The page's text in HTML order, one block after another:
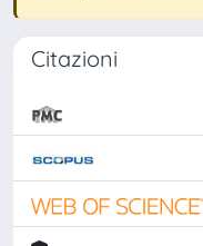
Citazioni